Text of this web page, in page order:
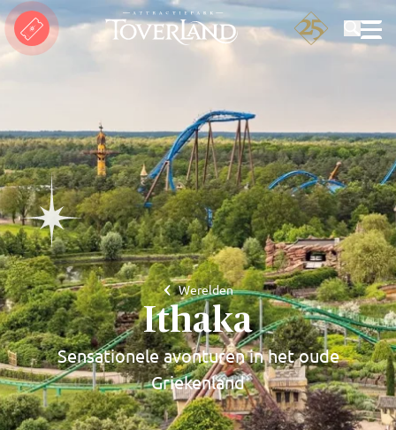
Werelden
Ithaka
Sensationele avonturen in het oude
Griekenland